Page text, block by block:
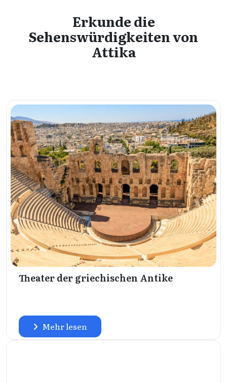
Erkunde die
Sehenswürdigkeiten von
Attika
Theater der griechischen Antike
Mehr lesen